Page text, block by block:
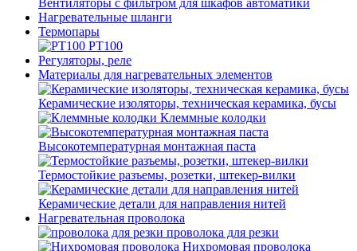
Вентиляторы с фильтром для шкафов автоматики
Нагревательные шланги
Термопары
PT100
Регуляторы, реле
Материалы для нагревательных элементов
Керамические изоляторы, техническая керамика, бусы
Клеммные колодки
Высокотемпературная монтажная паста
Термостойкие разъемы, розетки, штекер-вилки
Керамические детали для направления нитей
Нагревательная проволока
проволока для резки
Нихромовая проволока